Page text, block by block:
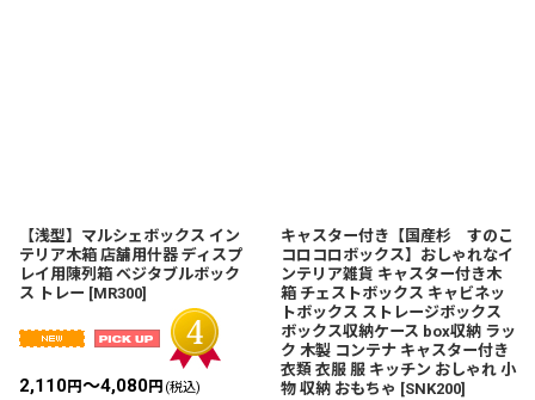
【浅型】マルシェボックス イン
テリア木箱 店舗用什器 ディスプ
レイ用陳列箱 ベジタブルボック
ス トレー [MR300]
2,110円～4,080円 (税込)
キャスター付き【国産杉 すのこ
コロコロボックス】おしゃれなイ
ンテリア雑貨 キャスター付き木
箱 チェストボックス キャビネッ
トボックス ストレージボックス
ボックス収納ケース box収納 ラッ
ク 木製 コンテナ キャスター付き
衣類 衣服 服 キッチン おしゃれ 小
物 収納 おもちゃ [SNK200]